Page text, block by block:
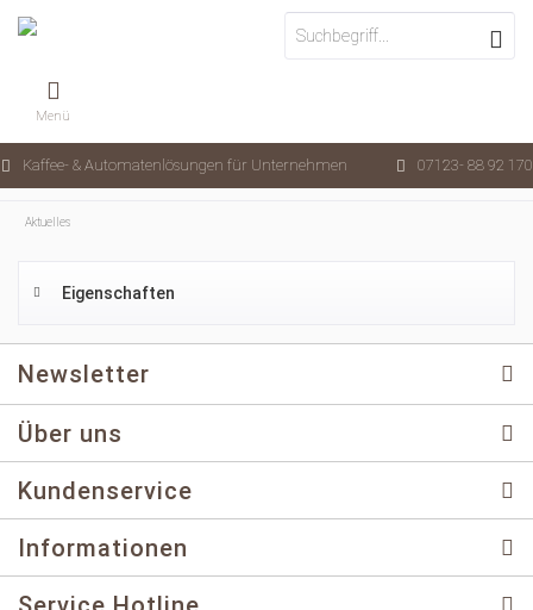
Kaffee- & Automatenlösungen für Unternehmen 07123- 88 92 170
Menü
Aktuelles
Eigenschaften
Newsletter
Über uns
Kundenservice
Informationen